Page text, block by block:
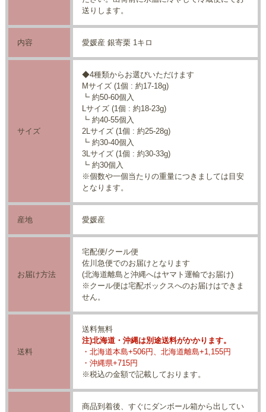
送りします。
内容 愛媛産 銀寄栗 1キロ
サイズ
◆4種類からお選びいただけます
Mサイズ (1個 : 約17-18g)
┗ 約50-60個入
Lサイズ (1個 : 約18-23g)
┗ 約40-55個入
2Lサイズ (1個 : 約25-28g)
┗ 約30-40個入
3Lサイズ (1個 : 約30-33g)
┗ 約30個入
※個数や一個当たりの重量につきましては目安
となります。
産地 愛媛産
お届け方法
宅配便/クール便
佐川急便でのお届けとなります
(北海道離島と沖縄へはヤマト運輸でお届け)
※クール便は宅配ボックスへのお届けはできま
せん。
送料
送料無料
注)北海道・沖縄は別途送料がかかります。
・北海道本島+506円、北海道離島+1,155円
・沖縄県+715円
※税込の金額で記載しております。
商品到着後、すぐにダンボール箱から出してい